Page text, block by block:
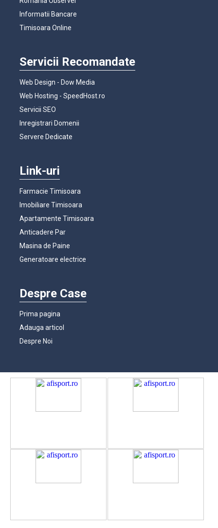
Informatii Bancare
Timisoara Online
Servicii Recomandate
Web Design - Dow Media
Web Hosting - SpeedHost.ro
Servicii SEO
Inregistrari Domenii
Servere Dedicate
Link-uri
Farmacie Timisoara
Imobiliare Timisoara
Apartamente Timisoara
Anticadere Par
Masina de Paine
Generatoare electrice
Despre Case
Prima pagina
Adauga articol
Despre Noi